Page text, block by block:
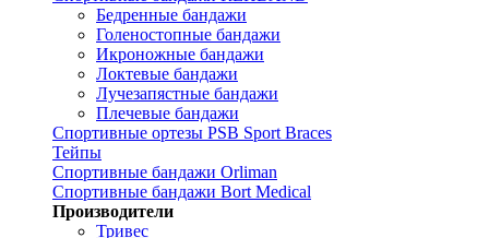
Бедренные бандажи
Голеностопные бандажи
Икроножные бандажи
Локтевые бандажи
Лучезапястные бандажи
Плечевые бандажи
Спортивные ортезы PSB Sport Braces
Тейпы
Спортивные бандажи Orliman
Спортивные бандажи Bort Medical
Производители
Тривес